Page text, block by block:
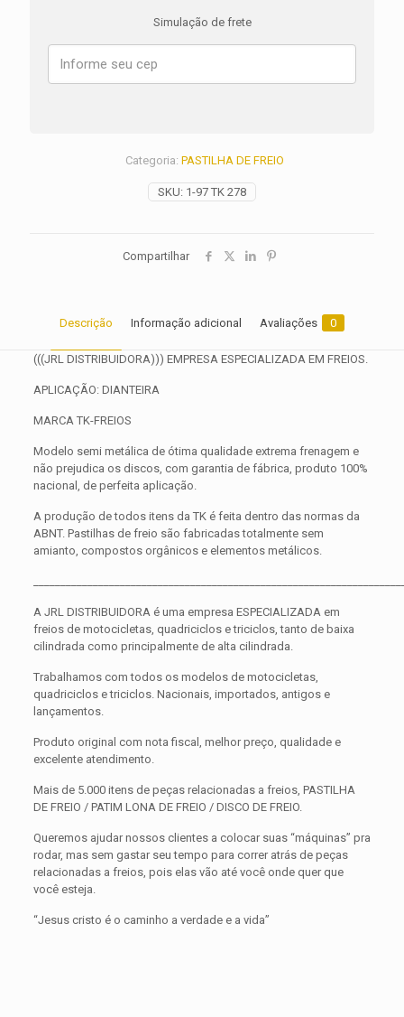
ANO
Simulação de frete
SKU: 1-97 TK 278
Categoria: PASTILHA DE FREIO
Compartilhar
Descrição Informação adicional Avaliações 0
(((JRL DISTRIBUIDORA))) EMPRESA ESPECIALIZADA EM FREIOS.
APLICAÇÃO: DIANTEIRA
MARCA TK-FREIOS
Modelo semi metálica de ótima qualidade extrema frenagem e
não prejudica os discos, com garantia de fábrica, produto 100%
nacional, de perfeita aplicação.
A produção de todos itens da TK é feita dentro das normas da
ABNT. Pastilhas de freio são fabricadas totalmente sem
amianto, compostos orgânicos e elementos metálicos.
A JRL DISTRIBUIDORA é uma empresa ESPECIALIZADA em
freios de motocicletas, quadriciclos e triciclos, tanto de baixa
cilindrada como principalmente de alta cilindrada.
Trabalhamos com todos os modelos de motocicletas,
quadriciclos e triciclos. Nacionais, importados, antigos e
lançamentos.
Produto original com nota fiscal, melhor preço, qualidade e
excelente atendimento.
Mais de 5.000 itens de peças relacionadas a freios, PASTILHA
DE FREIO / PATIM LONA DE FREIO / DISCO DE FREIO.
Queremos ajudar nossos clientes a colocar suas “máquinas” pra
rodar, mas sem gastar seu tempo para correr atrás de peças
relacionadas a freios, pois elas vão até você onde quer que
você esteja.
“Jesus cristo é o caminho a verdade e a vida”